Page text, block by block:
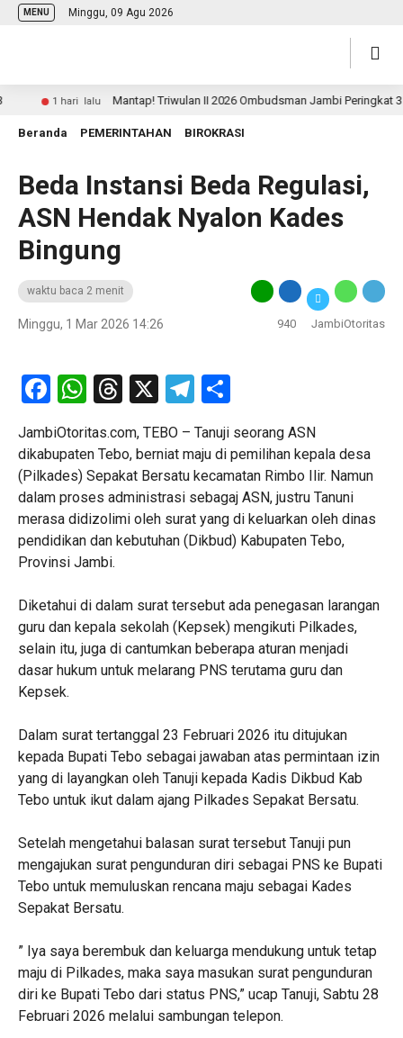
MENU Minggu, 09 Agu 2026
1 hari lalu Mantap! Triwulan II 2026 Ombudsman Jambi Peringkat 3
Beranda PEMERINTAHAN BIROKRASI
Beda Instansi Beda Regulasi,
ASN Hendak Nyalon Kades
Bingung
waktu baca 2 menit
Minggu, 1 Mar 2026 14:26 940 JambiOtoritas
Facebook
WhatsApp
Threads
X Telegram
JambiOtoritas.com, TEBO – Tanuji seorang ASN
dikabupaten Tebo, berniat maju di pemilihan kepala desa
(Pilkades) Sepakat Bersatu kecamatan Rimbo Ilir. Namun
dalam proses administrasi sebagaj ASN, justru Tanuni
merasa didizolimi oleh surat yang di keluarkan oleh dinas
pendidikan dan kebutuhan (Dikbud) Kabupaten Tebo,
Provinsi Jambi.
Diketahui di dalam surat tersebut ada penegasan larangan
guru dan kepala sekolah (Kepsek) mengikuti Pilkades,
selain itu, juga di cantumkan beberapa aturan menjadi
dasar hukum untuk melarang PNS terutama guru dan
Kepsek.
Dalam surat tertanggal 23 Februari 2026 itu ditujukan
kepada Bupati Tebo sebagai jawaban atas permintaan izin
yang di layangkan oleh Tanuji kepada Kadis Dikbud Kab
Tebo untuk ikut dalam ajang Pilkades Sepakat Bersatu.
Setelah mengetahui balasan surat tersebut Tanuji pun
mengajukan surat pengunduran diri sebagai PNS ke Bupati
Tebo untuk memuluskan rencana maju sebagai Kades
Sepakat Bersatu.
” Iya saya berembuk dan keluarga mendukung untuk tetap
maju di Pilkades, maka saya masukan surat pengunduran
diri ke Bupati Tebo dari status PNS,” ucap Tanuji, Sabtu 28
Februari 2026 melalui sambungan telepon.